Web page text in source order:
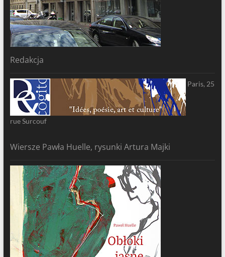
Redakcja
Paris, 25
rue Surcouf
Wiersze Pawła Huelle, rysunki Artura Majki